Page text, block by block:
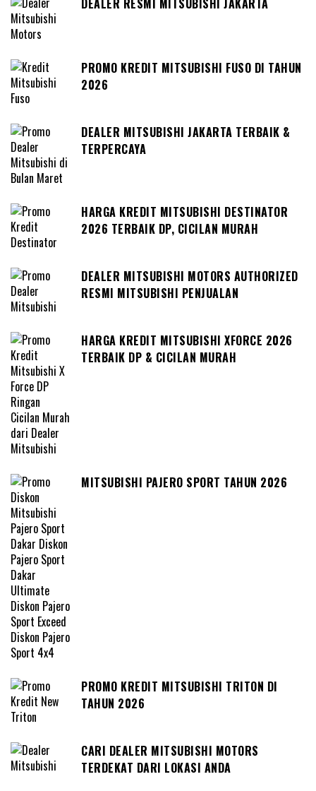
DEALER RESMI MITSUBISHI JAKARTA
PROMO KREDIT MITSUBISHI FUSO DI TAHUN
2026
DEALER MITSUBISHI JAKARTA TERBAIK &
TERPERCAYA
HARGA KREDIT MITSUBISHI DESTINATOR
2026 TERBAIK DP, CICILAN MURAH
DEALER MITSUBISHI MOTORS AUTHORIZED
RESMI MITSUBISHI PENJUALAN
HARGA KREDIT MITSUBISHI XFORCE 2026
TERBAIK DP & CICILAN MURAH
MITSUBISHI PAJERO SPORT TAHUN 2026
PROMO KREDIT MITSUBISHI TRITON DI
TAHUN 2026
CARI DEALER MITSUBISHI MOTORS
TERDEKAT DARI LOKASI ANDA